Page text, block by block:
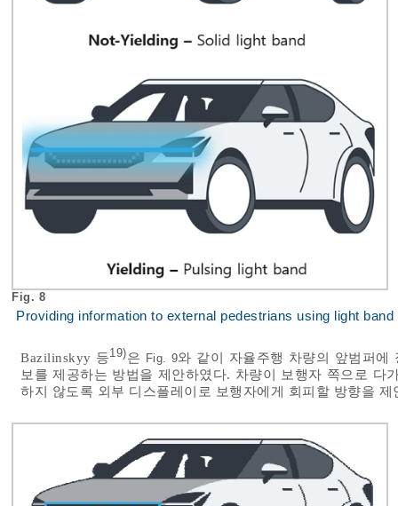
Fig. 8
Providing information to external pedestrians using light
Bazilinskyy 등19)은 Fig. 9와 같이 자율주행 차량의 앞범퍼에
보를 제공하는 방법을 제안하였다. 차량이 보행자 쪽으로
하지 않도록 외부 디스플레이로 보행자에게 회피할 방향을 제